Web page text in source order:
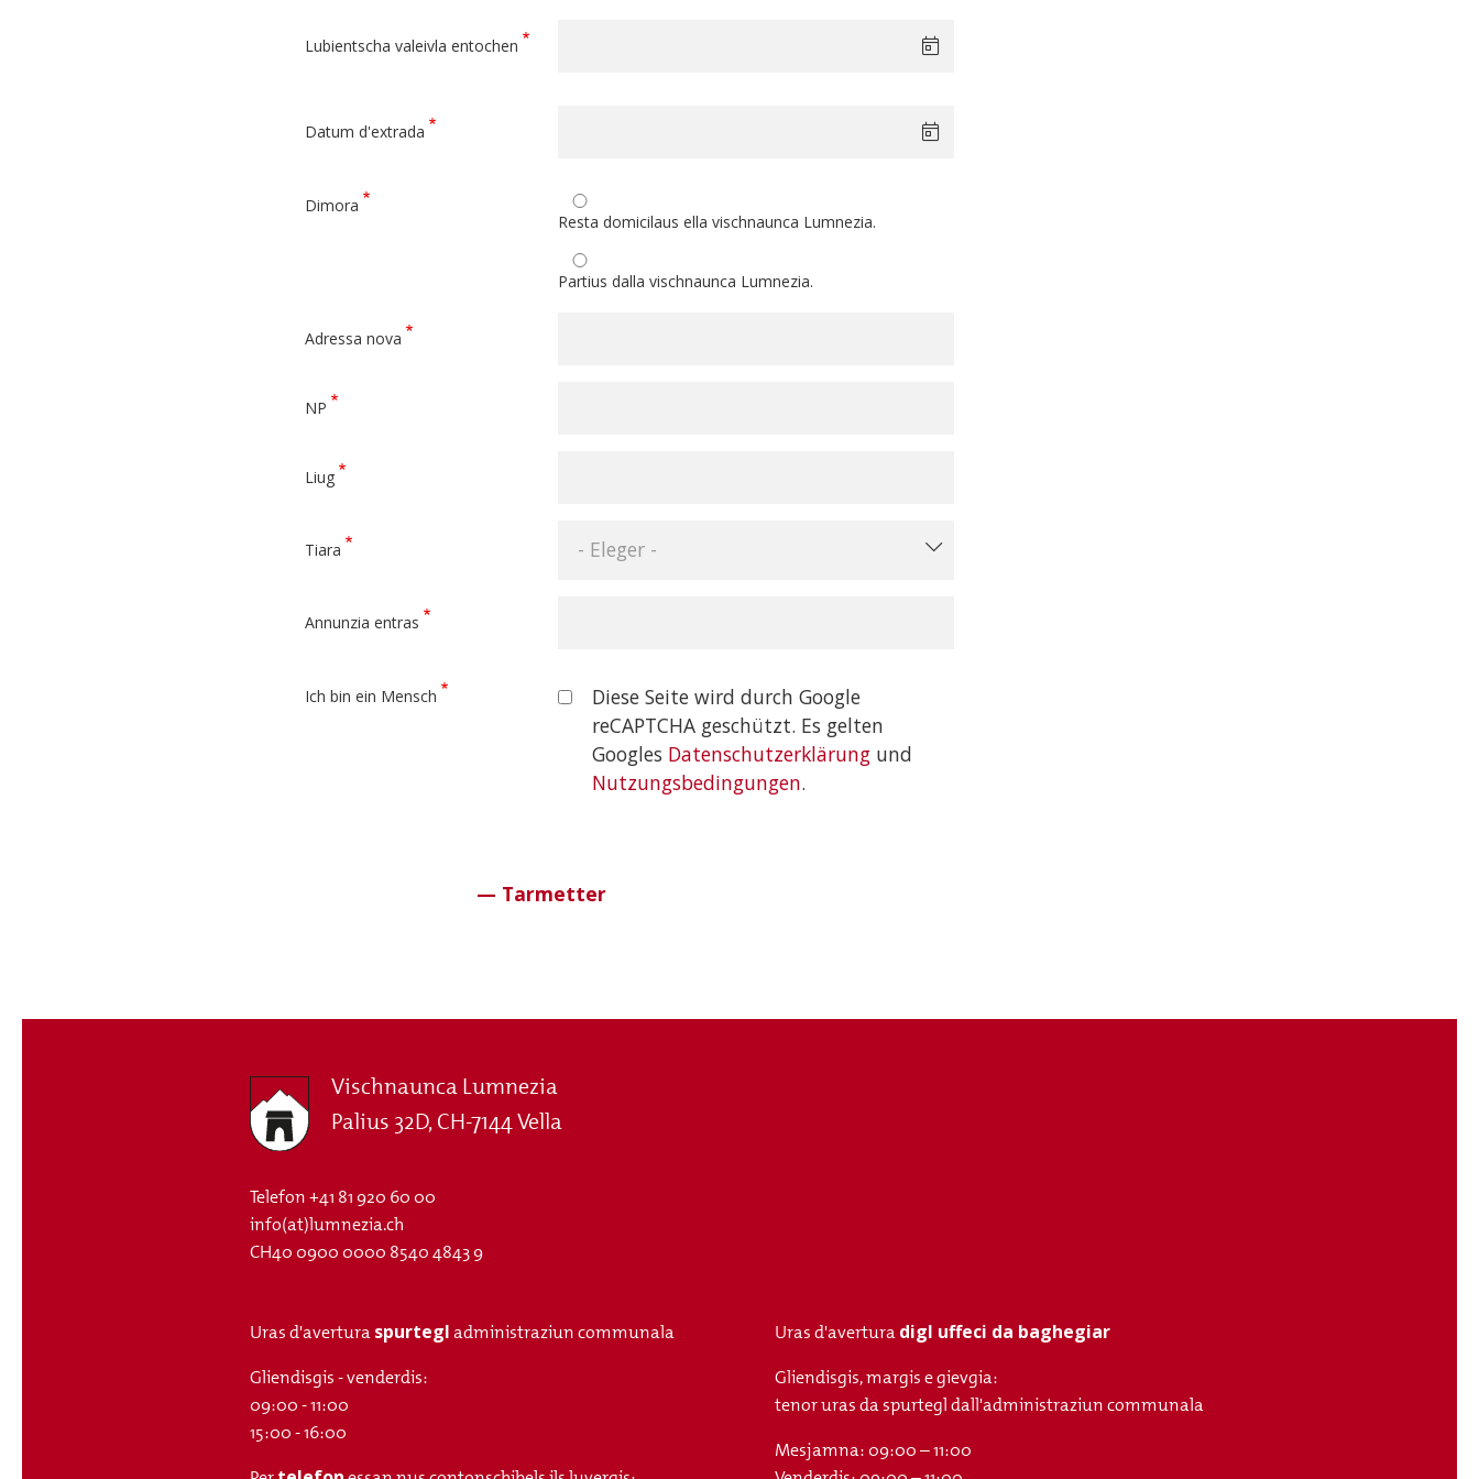
Lubientscha valeivla entochen
Datum d'extrada
Dimora
Resta domicilaus ella vischnaunca Lumnezia.
Partius dalla vischnaunca Lumnezia.
Adressa
Adressa nova
NP
Liug
Tiara - Eleger -
Annunzia entras
Ich bin ein Mensch
Diese Seite wird durch Google
reCAPTCHA geschützt. Es gelten
Googles Datenschutzerklärungund
Nutzungsbedingungen.
Vischnaunca Lumnezia
Palius 32D, CH-7144 Vella
Telefon+41 81 920 60 00
info(at)lumnezia.ch
CH40 0900 0000 8540 4843 9
Uras d'averturaspurtegladministraziun communala
Gliendisgis - venderdis:
09:00 - 11:00
15:00 - 16:00
Uras d'averturadigl uffeci da baghegiar
Gliendisgis, margis e gievgia:
tenor uras da spurtegl dall'administraziun communala
Mesjamna: 09:00 – 11:00